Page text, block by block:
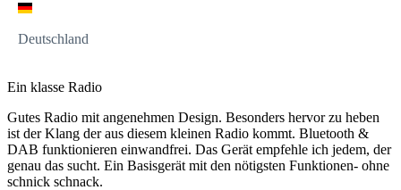
Deutschland
Ein klasse Radio
Gutes Radio mit angenehmen Design. Besonders hervor zu heben
ist der Klang der aus diesem kleinen Radio kommt. Bluetooth &
DAB funktionieren einwandfrei. Das Gerät empfehle ich jedem, der
genau das sucht. Ein Basisgerät mit den nötigsten Funktionen- ohne
schnick schnack.